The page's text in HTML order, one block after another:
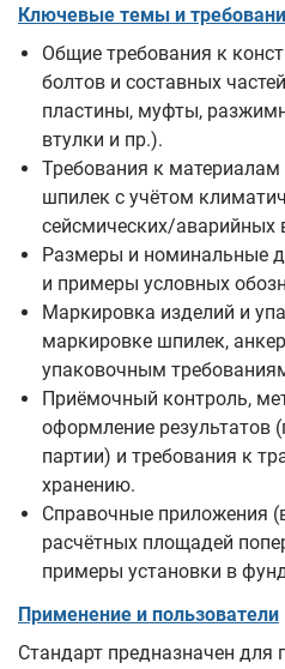
Ключевые темы и
Общие требования к
болтов и составных
пластины, муфты,
втулки и пр.).
Требования к
шпилек с учётом
сейсмических/аварийных
Размеры и номинальные
и примеры условных
Маркировка изделий и
маркировке шпилек,
упаковочным
Приёмочный контроль,
оформление результатов
партии) и требования к
хранению.
Справочные приложения
расчётных площадей
примеры установки в
Применение и пользователи
Стандарт предназначен для